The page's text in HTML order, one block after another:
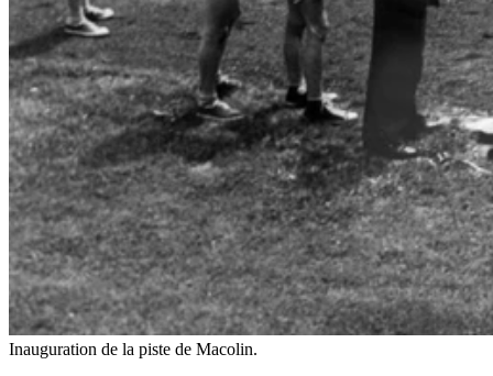
Inauguration de la piste de Macolin.